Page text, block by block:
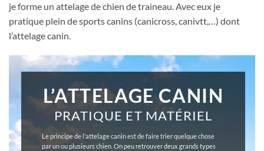
je forme un attelage de chien de traineau. Avec eux je
pratique plein de sports canins (canicross, canivtt,…) dont
l’attelage canin.
L’ATTELAGE CANIN
PRATIQUE ET MATÉRIEL
Le principe de l’attelage canin est de faire trier quelque chose
par un ou plusieurs chien. On peu retrouver deux grands types